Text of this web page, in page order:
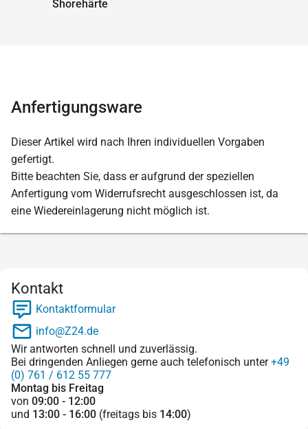
Shorehärte
Anfertigungsware
Dieser Artikel wird nach Ihren individuellen Vorgaben
gefertigt.
Bitte beachten Sie, dass er aufgrund der speziellen
Anfertigung vom Widerrufsrecht ausgeschlossen ist, da
eine Wiedereinlagerung nicht möglich ist.
Kontakt
Kontaktformular
info@Z24.de
Wir antworten schnell und zuverlässig.
Bei dringenden Anliegen gerne auch telefonisch unter+49
(0) 761 / 612 55 777
Montag bis Freitag
von 09:00 - 12:00
und 13:00 - 16:00 (freitags bis 14:00)